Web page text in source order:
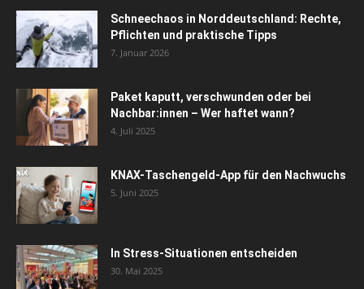
Schneechaos in Norddeutschland: Rechte,
Pflichten und praktische Tipps
7. Januar 2026
Paket kaputt, verschwunden oder bei
Nachbar:innen – Wer haftet wann?
4. Juli 2025
KNAX-Taschengeld-App für den Nachwuchs
5. Juni 2025
In Stress-Situationen entscheiden
30. Mai 2025